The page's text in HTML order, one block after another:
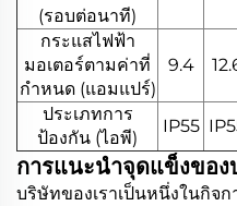
(รอบต่อนาที)
กระแสไฟฟ้า
มอเตอร์ตามค่าที่
กำหนด (แอมแปร์)
9.4
ประเภทการ
ป้องกัน (ไอพี)
IP55
การแนะนำจุดแข็งของ
บริษัทของเราเป็นหนึ่งในกิจ